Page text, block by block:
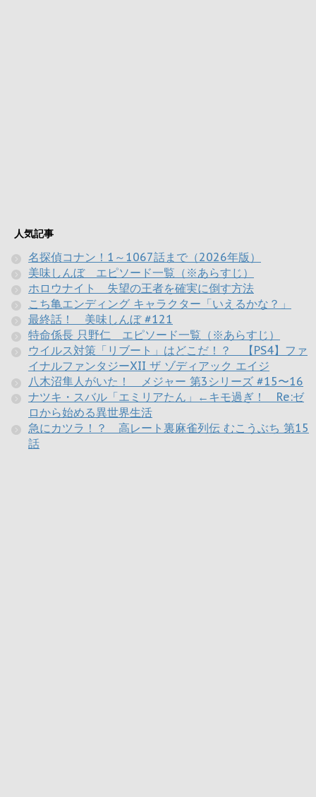
人気記事
名探偵コナン！1～1067話まで（2026年版）
美味しんぼ エピソード一覧（※あらすじ）
ホロウナイト 失望の王者を確実に倒す方法
こち亀エンディング キャラクター「いえるかな？」
最終話！ 美味しんぼ #121
特命係長 只野仁 エピソード一覧（※あらすじ）
ウイルス対策「リブート」はどこだ！？ 【PS4】ファ
イナルファンタジーXII ザ ゾディアック エイジ
八木沼隼人がいた！ メジャー 第3シリーズ #15〜16
ナツキ・スバル「エミリアたん」←キモ過ぎ！ Re:ゼ
ロから始める異世界生活
急にカツラ！？ 高レート裏麻雀列伝 むこうぶち 第15
話